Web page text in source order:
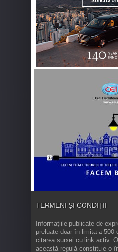
TERMENI ȘI CONDIȚII
Informaţiile publicate de
preluate doar în limita a 500
citarea sursei cu link activ.
această regulă constituie o